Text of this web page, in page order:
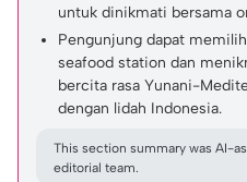
untuk dinikmati bersama
Pengunjung dapat
seafood station dan
bercita rasa Yunani-
dengan lidah Indonesia.
This section summary was AI-
editorial team.